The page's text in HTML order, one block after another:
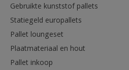
Gebruikte kunststof pallets
Statiegeld europallets
Pallet loungeset
Plaatmateriaal en hout
Pallet inkoop